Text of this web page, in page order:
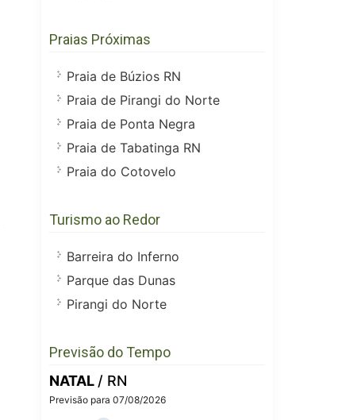
Praias Próximas
Praia de Búzios RN
Praia de Pirangi do Norte
Praia de Ponta Negra
Praia de Tabatinga RN
Praia do Cotovelo
Turismo ao Redor
Barreira do Inferno
Parque das Dunas
Pirangi do Norte
Previsão do Tempo
NATAL / RN
Previsão para 07/08/2026